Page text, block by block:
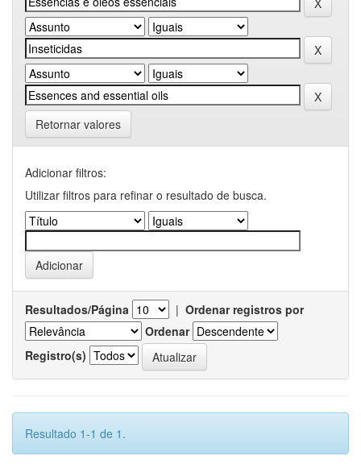
Retornar valores
Adicionar filtros:
Utilizar filtros para refinar o resultado de busca.
Resultados/Página | Ordenar registros por
Ordenar
Registro(s)
Resultado 1-1 de 1.